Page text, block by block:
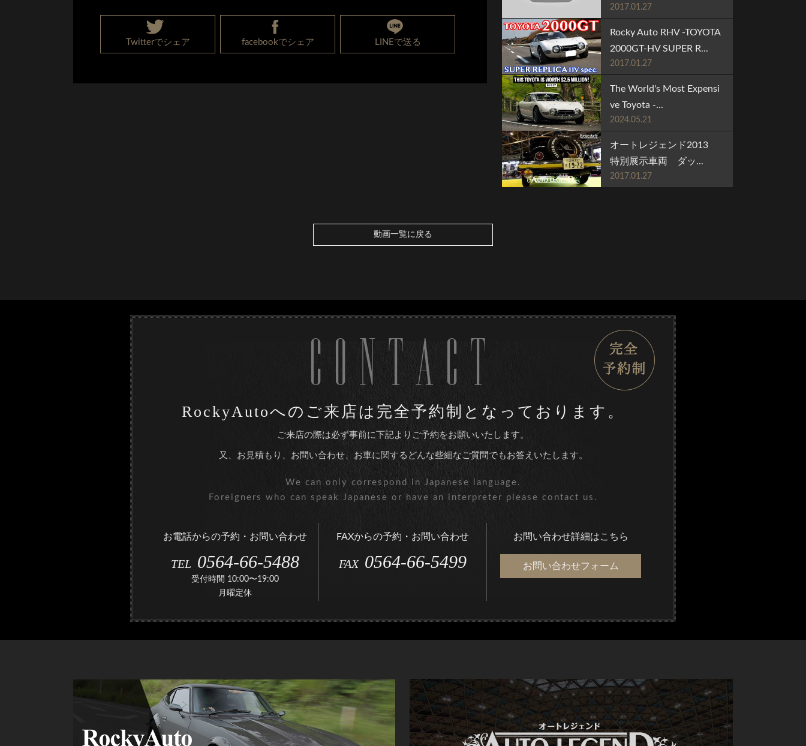
Twitterでシェア facebookでシェア LINEで送る
2017.01.27
Rocky Auto RHV -TOYOTA
2000GT-HV SUPER R...
2017.01.27
The World's Most Expensi
ve Toyota -...
2024.05.21
オートレジェンド2013
特別展示車両 ダッ...
2017.01.27
動画一覧に戻る
CONTACT
RockyAutoへのご来店は 完全予約制となっております。
ご来店の際は必ず事前に下記より ご予約をお願いいたします。
又、お見積もり、お問い合わせ、お車に関する どんな些細なご質問でもお答えいたします。
We can only correspond in Japanese language.
Foreigners who can speak Japanese or have an interpreter please contact us.
お電話からの予約・お問い合わせ
TEL 0564-66-5488
受付時間 10:00〜19:00
月曜定休
FAXからの予約・お問い合わせ
FAX 0564-66-5499
お問い合わせ詳細はこちら
お問い合わせフォーム